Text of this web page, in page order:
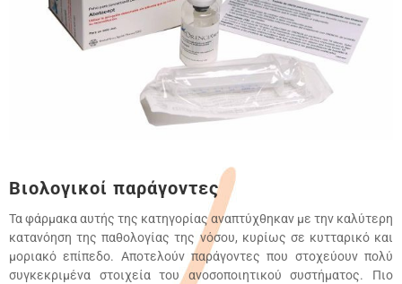
Βιολογικοί παράγοντες
Τα φάρμακα αυτής της κατηγορίας αναπτύχθηκαν με την καλύτερη
κατανόηση της παθολογίας της νόσου, κυρίως σε κυτταρικό και
μοριακό επίπεδο. Αποτελούν παράγοντες που στοχεύουν πολύ
συγκεκριμένα στοιχεία του ανοσοποιητικού συστήματος. Πιο